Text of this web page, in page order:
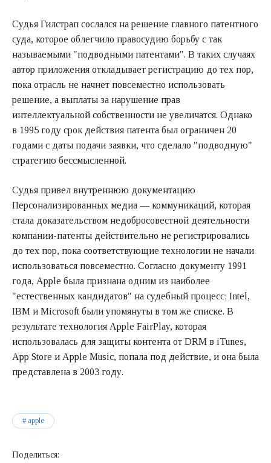
Судья Гилстрап сослался на решение главного патентного
суда, которое облегчило правосудию борьбу с так
называемыми "подводными патентами". В таких случаях
автор приложения откладывает регистрацию до тех пор,
пока отрасль не начнет повсеместно использовать
решение, а выплаты за нарушение прав
интеллектуальной собственности не увеличатся. Однако
в 1995 году срок действия патента был ограничен 20
годами с даты подачи заявки, что сделало "подводную"
стратегию бессмысленной.
Судья привел внутреннюю документацию
Персонализированных медиа — коммуникаций, которая
стала доказательством недобросовестной деятельности
компании-патенты действительно не регистрировались
до тех пор, пока соответствующие технологии не начали
использоваться повсеместно. Согласно документу 1991
года, Apple была признана одним из наиболее
"естественных кандидатов" на судебный процесс; Intel,
IBM и Microsoft были упомянуты в том же списке. В
результате технология Apple FairPlay, которая
использовалась для защиты контента от DRM в iTunes,
App Store и Apple Music, попала под действие, и она была
представлена в 2003 году.
apple
Поделиться: